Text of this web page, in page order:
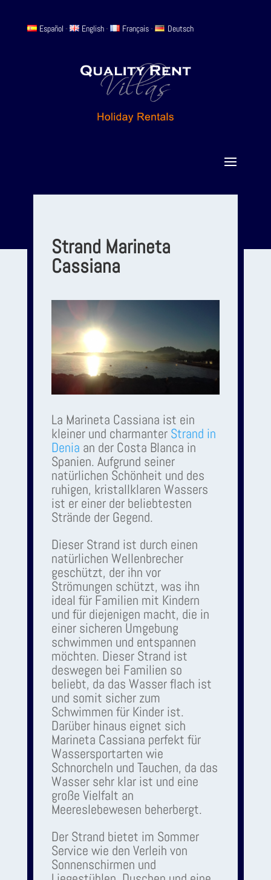
Español - English - Français - Deutsch
Strand Marineta
Cassiana
La Marineta Cassiana ist ein
kleiner und charmanter Strand in
Denia an der Costa Blanca in
Spanien. Aufgrund seiner
natürlichen Schönheit und des
ruhigen, kristallklaren Wassers
ist er einer der beliebtesten
Strände der Gegend.
Dieser Strand ist durch einen
natürlichen Wellenbrecher
geschützt, der ihn vor
Strömungen schützt, was ihn
ideal für Familien mit Kindern
und für diejenigen macht, die in
einer sicheren Umgebung
schwimmen und entspannen
möchten. Dieser Strand ist
deswegen bei Familien so
beliebt, da das Wasser flach ist
und somit sicher zum
Schwimmen für Kinder ist.
Darüber hinaus eignet sich
Marineta Cassiana perfekt für
Wassersportarten wie
Schnorcheln und Tauchen, da das
Wasser sehr klar ist und eine
große Vielfalt an
Meereslebewesen beherbergt.
Der Strand bietet im Sommer
Service wie den Verleih von
Sonnenschirmen und